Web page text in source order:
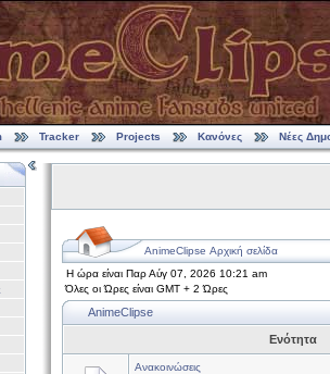
Tracker Projects Κανόνες Νέες
AnimeClipse Αρχική σελίδα
Η ώρα είναι Παρ Αύγ 07, 2026 10:21 am
Όλες οι Ώρες είναι GMT + 2 Ώρες
AnimeClipse
Ενότητα
Ανακοινώσεις